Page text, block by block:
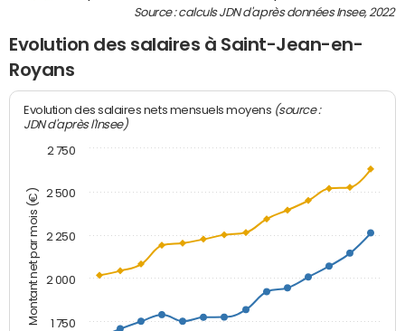
Source : calculs JDN d'après données Insee, 2022
Evolution des salaires à Saint-Jean-en-
Royans
Montant net par mois (€)
Evolution des salaires nets mensuels moyens (source :
JDN d'après l'Insee)
1 750
2 000
2 250
2 500
2 750